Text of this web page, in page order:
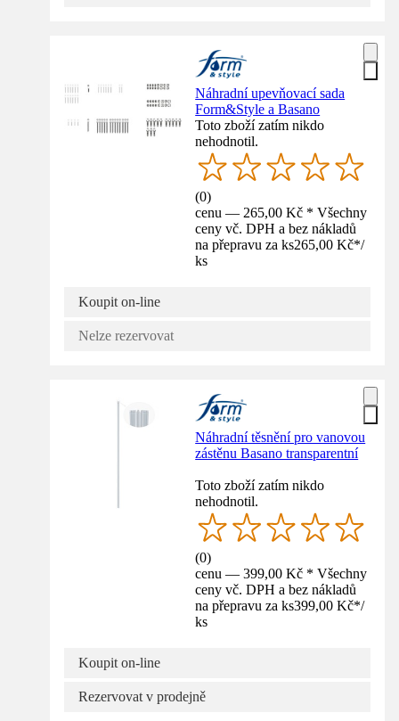
Náhradní upevňovací sada
Form&Style a Basano
Toto zboží zatím nikdo
nehodnotil.
(0)
cenu — 265,00 Kč * Všechny
ceny vč. DPH a bez nákladů
na přepravu za ks265,00 Kč*/
ks
Koupit on-line
Nelze rezervovat
Náhradní těsnění pro vanovou
zástěnu Basano transparentní
Toto zboží zatím nikdo
nehodnotil.
(0)
cenu — 399,00 Kč * Všechny
ceny vč. DPH a bez nákladů
na přepravu za ks399,00 Kč*/
ks
Koupit on-line
Rezervovat v prodejně